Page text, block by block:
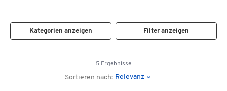
Kategorien anzeigen Filter anzeigen
5 Ergebnisse
Sortieren nach: Relevanz